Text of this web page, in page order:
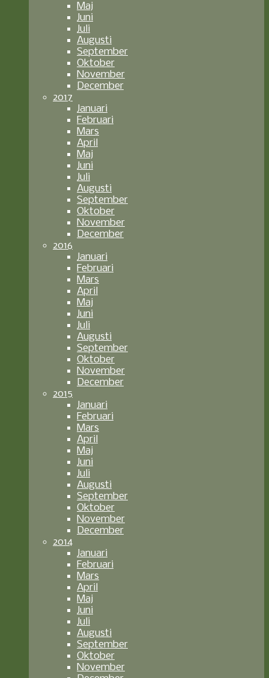
Maj
Juni
Juli
Augusti
September
Oktober
November
December
2017
Januari
Februari
Mars
April
Maj
Juni
Juli
Augusti
September
Oktober
November
December
2016
Januari
Februari
Mars
April
Maj
Juni
Juli
Augusti
September
Oktober
November
December
2015
Januari
Februari
Mars
April
Maj
Juni
Juli
Augusti
September
Oktober
November
December
2014
Januari
Februari
Mars
April
Maj
Juni
Juli
Augusti
September
Oktober
November